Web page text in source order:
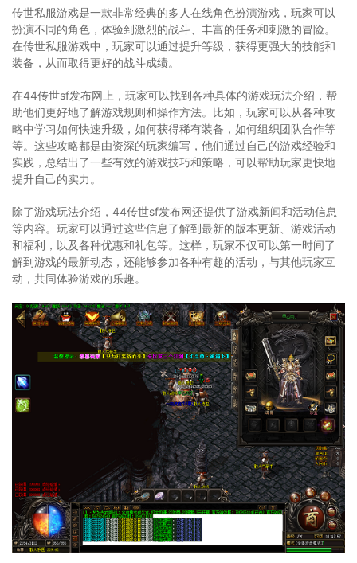
传世私服游戏是一款非常经典的多人在线角色扮演游戏，玩家可以
扮演不同的角色，体验到激烈的战斗、丰富的任务和刺激的冒险。
在传世私服游戏中，玩家可以通过提升等级，获得更强大的技能和
装备，从而取得更好的战斗成绩。
在44传世sf发布网上，玩家可以找到各种具体的游戏玩法介绍，帮
助他们更好地了解游戏规则和操作方法。比如，玩家可以从各种攻
略中学习如何快速升级，如何获得稀有装备，如何组织团队合作等
等。这些攻略都是由资深的玩家编写，他们通过自己的游戏经验和
实践，总结出了一些有效的游戏技巧和策略，可以帮助玩家更快地
提升自己的实力。
除了游戏玩法介绍，44传世sf发布网还提供了游戏新闻和活动信息
等内容。玩家可以通过这些信息了解到最新的版本更新、游戏活动
和福利，以及各种优惠和礼包等。这样，玩家不仅可以第一时间了
解到游戏的最新动态，还能够参加各种有趣的活动，与其他玩家互
动，共同体验游戏的乐趣。